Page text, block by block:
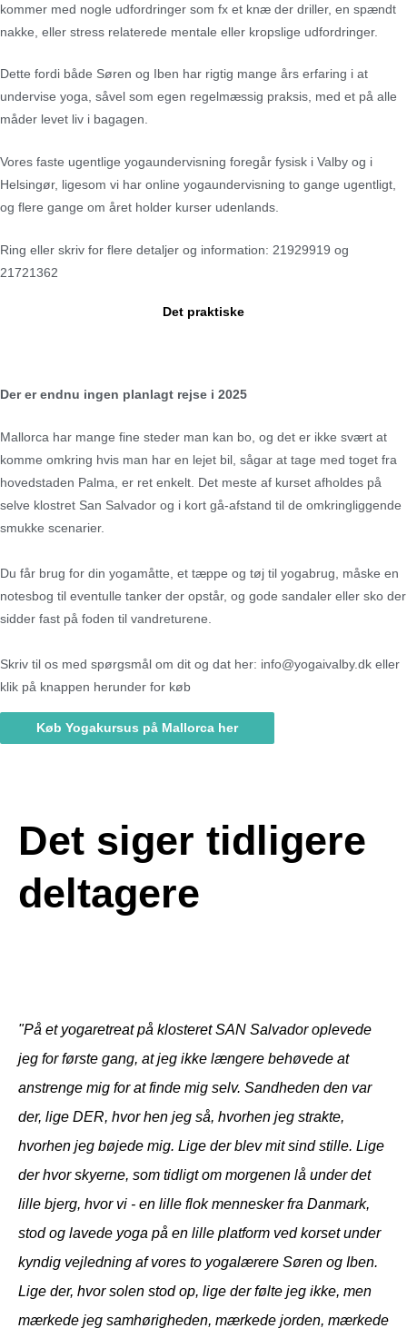
kommer med nogle udfordringer som fx et knæ der driller, en spændt
nakke, eller stress relaterede mentale eller kropslige udfordringer.
Dette fordi både Søren og Iben har rigtig mange års erfaring i at
undervise yoga, såvel som egen regelmæssig praksis, med et på alle
måder levet liv i bagagen.
Vores faste ugentlige yogaundervisning foregår fysisk i Valby og i
Helsingør, ligesom vi har online yogaundervisning to gange ugentligt,
og flere gange om året holder kurser udenlands.
Ring eller skriv for flere detaljer og information: 21929919 og
21721362
Det praktiske
Der er endnu ingen planlagt rejse i 2025
Mallorca har mange fine steder man kan bo, og det er ikke svært at
komme omkring hvis man har en lejet bil, sågar at tage med toget fra
hovedstaden Palma, er ret enkelt. Det meste af kurset afholdes på
selve klostret San Salvador og i kort gå-afstand til de omkringliggende
smukke scenarier.
Du får brug for din yogamåtte, et tæppe og tøj til yogabrug, måske en
notesbog til eventulle tanker der opstår, og gode sandaler eller sko der
sidder fast på foden til vandreturene.
Skriv til os med spørgsmål om dit og dat her: info@yogaivalby.dk eller
klik på knappen herunder for køb
Køb Yogakursus på Mallorca her
Det siger tidligere
deltagere
"På et yogaretreat på klosteret SAN Salvador oplevede
jeg for første gang, at jeg ikke længere behøvede at
anstrenge mig for at finde mig selv. Sandheden den var
der, lige DER, hvor hen jeg så, hvorhen jeg strakte,
hvorhen jeg bøjede mig. Lige der blev mit sind stille. Lige
der hvor skyerne, som tidligt om morgenen lå under det
lille bjerg, hvor vi - en lille flok mennesker fra Danmark,
stod og lavede yoga på en lille platform ved korset under
kyndig vejledning af vores to yogalærere Søren og Iben.
Lige der, hvor solen stod op, lige der følte jeg ikke, men
mærkede jeg samhørigheden, mærkede jorden, mærkede